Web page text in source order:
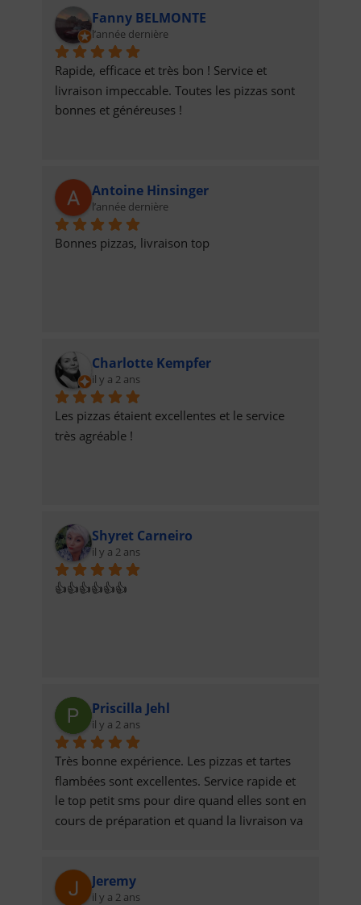
Fanny BELMONTE
l’année dernière
Rapide, efficace et très bon ! Service et
livraison impeccable. Toutes les pizzas sont
bonnes et généreuses !
Antoine Hinsinger
l’année dernière
Bonnes pizzas, livraison top
Charlotte Kempfer
il y a 2 ans
Les pizzas étaient excellentes et le service
très agréable !
Shyret Carneiro
il y a 2 ans
👍👍👍👍👍👍
Priscilla Jehl
il y a 2 ans
Très bonne expérience. Les pizzas et tartes
flambées sont excellentes. Service rapide et
le top petit sms pour dire quand elles sont en
cours de préparation et quand la livraison va
Jeremy
il y a 2 ans